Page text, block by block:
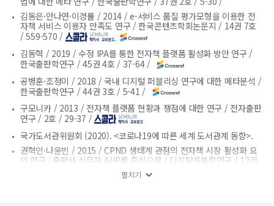
김동은·안나연·이경률 / 2014 /e-서비스 품질 평가모형을 이용한 전
자책 서비스 이용자 만족도 연구 /한국콘텐츠학회논문지 / 14권 7호
/559-570 /
김동혁 / 2019 /수정 IPA를 통한 전자책 플랫폼 활성화 방안 연구 /
한국출판학연구 /45권 4호 / 37-64 /
공병훈·조정미 / 2018 /국내 디지털 퍼블리싱 연구에 대한 메타분석 /
한국출판학연구 /44권 3호 / 5-41 /
구모니카 / 2013 / 전자책 플랫폼 현황과 쟁점에 대한 연구 / 전자출판
연구 / 2호 / 29-37 /
국가도서관위원회 (2020). <코로나19에 따른 세계 도서관계 동향>.
권혁인·나윤빈 / 2015 /CPND 생태계 관점의 전자책 시장 활성화 요
인 연구 : 출판사 실무자 AHP를 중심으로 / 디지털융복합연구 / 13권
문화체육관광부 (2023). <2023 국민독서실태>.
펼치기